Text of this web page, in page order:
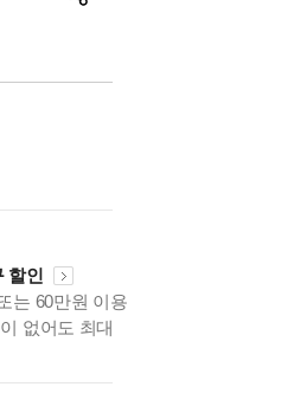
할인
는 60만원 이용
없어도 최대